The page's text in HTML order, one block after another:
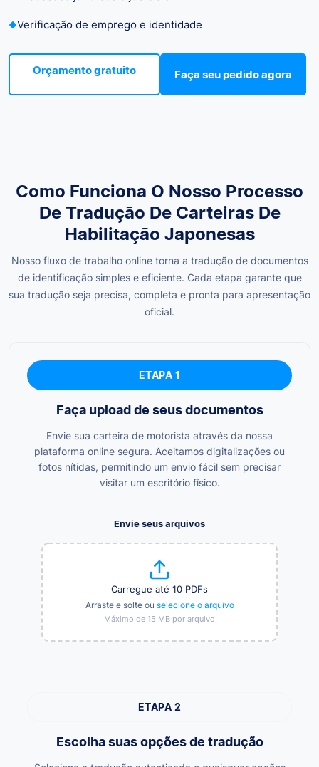
Verificação de emprego e identidade
Orçamento gratuito Faça seu pedido agora
Como Funciona O Nosso Processo
De Tradução De Carteiras De
Habilitação Japonesas
Nosso fluxo de trabalho online torna a tradução de documentos
de identificação simples e eficiente. Cada etapa garante que
sua tradução seja precisa, completa e pronta para apresentação
oficial.
ETAPA 1
Faça upload de seus documentos
Envie sua carteira de motorista através da nossa
plataforma online segura. Aceitamos digitalizações ou
fotos nítidas, permitindo um envio fácil sem precisar
visitar um escritório físico.
Envie seus arquivos
Carregue até 10 PDFs
Arraste e solte ou selecione o arquivo
Máximo de 15 MB por arquivo
ETAPA 2
Escolha suas opções de tradução